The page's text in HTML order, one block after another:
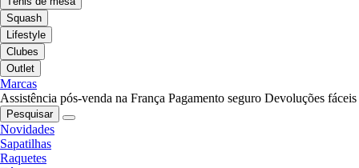
Squash
Lifestyle
Clubes
Outlet
Marcas
Assistência pós-venda na França Pagamento seguro Devoluções fáceis
Pesquisar
Novidades
Sapatilhas
Raquetes